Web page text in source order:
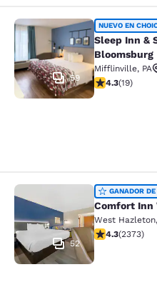
Sleep Inn &
59
NUEVO EN
Sleep Inn &
Bloomsburg
Mifflinville, PA
calificación de
4.3(19)
Comfort Inn
52
GANADOR
Comfort Inn
West Hazleton,
calificación de
4.3(2373)